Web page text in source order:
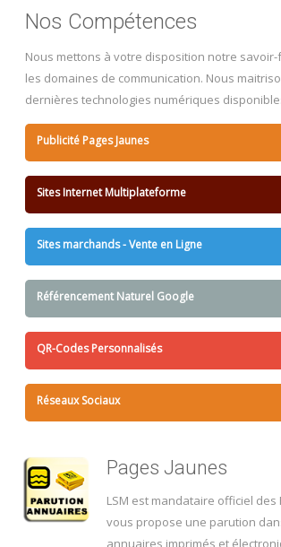
Nos Compétences
Nous mettons à votre disposition notre
les domaines de communication. Nous
dernières technologies numériques
Publicité Pages Jaunes
Sites Internet Multiplateforme
Sites marchands - Vente en Ligne
Référencement Naturel Google
QR-Codes Personnalisés
Réseaux Sociaux
Pages Jaunes
LSM est mandataire officiel des
vous propose une parution
annuaires imprimés et